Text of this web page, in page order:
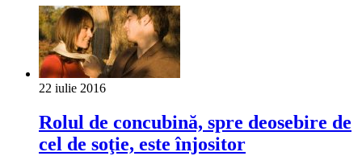
22 iulie 2016
Rolul de concubină, spre deosebire de
cel de soţie, este înjositor